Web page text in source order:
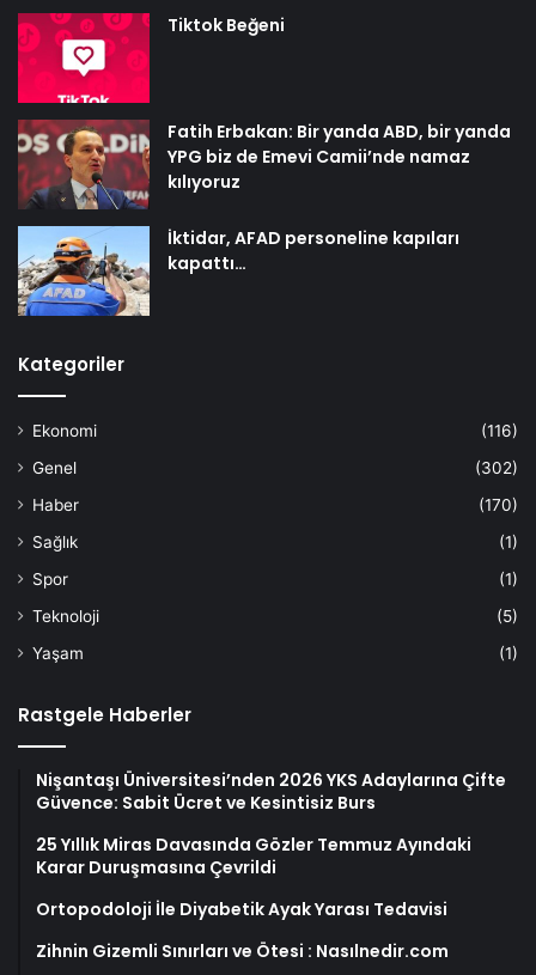
Tiktok Beğeni
Fatih Erbakan: Bir yanda ABD, bir yanda
YPG biz de Emevi Camii’nde namaz
kılıyoruz
İktidar, AFAD personeline kapıları
kapattı…
Kategoriler
Ekonomi
(116)
Genel
(302)
Haber
(170)
Sağlık
(1)
Spor
(1)
Teknoloji
(5)
Yaşam
(1)
Rastgele Haberler
Nişantaşı Üniversitesi’nden 2026 YKS Adaylarına Çifte
Güvence: Sabit Ücret ve Kesintisiz Burs
25 Yıllık Miras Davasında Gözler Temmuz Ayındaki
Karar Duruşmasına Çevrildi
Ortopodoloji İle Diyabetik Ayak Yarası Tedavisi
Zihnin Gizemli Sınırları ve Ötesi : Nasılnedir.com